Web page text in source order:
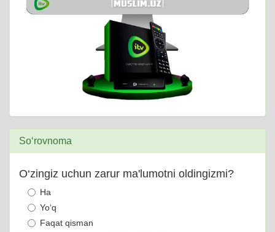
So‘rovnoma
O‘zingiz uchun zarur ma'lumotni oldingizmi?
Ha
Yo‘q
Faqat qisman